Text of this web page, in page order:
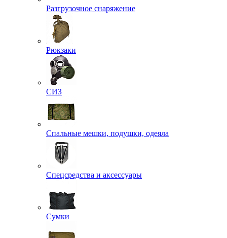
Разгрузочное снаряжение
Рюкзаки
СИЗ
Спальные мешки, подушки, одеяла
Спецсредства и аксессуары
Сумки